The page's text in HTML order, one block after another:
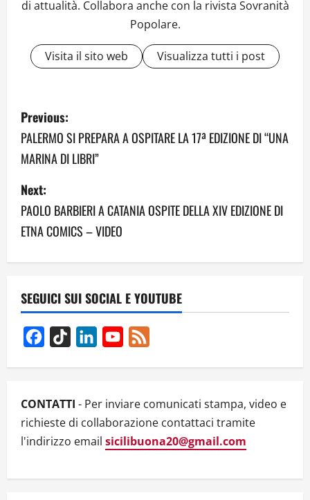
di attualità. Collabora anche con la rivista Sovranità
Popolare.
Visita il sito web Visualizza tutti i post
P
o
s
t
n
a
i
g
a
t
i
n
Previous:
PALERMO SI PREPARA A OSPITARE LA 17ª EDIZIONE DI “UNA
MARINA DI LIBRI”
Next:
PAOLO BARBIERI A CATANIA OSPITE DELLA XIV EDIZIONE DI
ETNA COMICS – VIDEO
SEGUICI SUI SOCIAL E YOUTUBE
Facebook
TikTok LinkedInYouTube
CONTATTI - Per inviare comunicati stampa, video e
richieste di collaborazione contattaci tramite
l'indirizzo email sicilibuona20@gmail.com